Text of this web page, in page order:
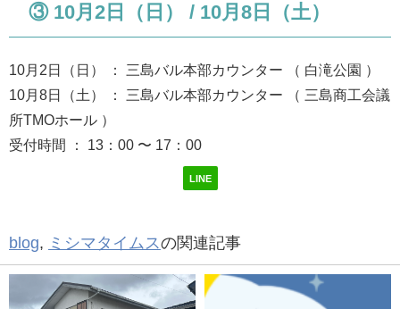
③ 10月2日（日） / 10月8日（土）
10月2日（日） ： 三島バル本部カウンター （ 白滝公園 ）
10月8日（土） ： 三島バル本部カウンター （ 三島商工会議
所TMOホール ）
受付時間 ： 13：00 〜 17：00
LINE
blog, ミシマタイムスの関連記事